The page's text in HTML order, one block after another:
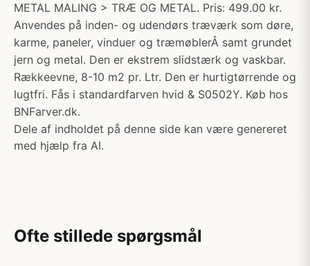
METAL MALING > TRÆ OG METAL. Pris: 499.00 kr.
Anvendes på inden- og udendørs træværk som døre,
karme, paneler, vinduer og træmøblerÂ samt grundet
jern og metal. Den er ekstrem slidstærk og vaskbar.
Rækkeevne, 8-10 m2 pr. Ltr. Den er hurtigtørrende og
lugtfri. Fås i standardfarven hvid & S0502Y. Køb hos
BNFarver.dk.
Dele af indholdet på denne side kan være genereret
med hjælp fra AI.
Ofte stillede spørgsmål